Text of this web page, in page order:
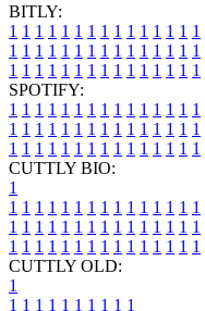
BITLY:
1 1 1 1 1 1 1 1 1 1 1 1 1 1 1
1 1 1 1 1 1 1 1 1 1 1 1 1 1 1
1 1 1 1 1 1 1 1 1 1 1 1 1 1 1
SPOTIFY:
1 1 1 1 1 1 1 1 1 1 1 1 1 1 1
1 1 1 1 1 1 1 1 1 1 1 1 1 1 1
1 1 1 1 1 1 1 1 1 1 1 1 1 1 1
CUTTLY BIO:
1
1 1 1 1 1 1 1 1 1 1 1 1 1 1 1
1 1 1 1 1 1 1 1 1 1 1 1 1 1 1
1 1 1 1 1 1 1 1 1 1 1 1 1 1 1
CUTTLY OLD:
1
1 1 1 1 1 1 1 1 1 1